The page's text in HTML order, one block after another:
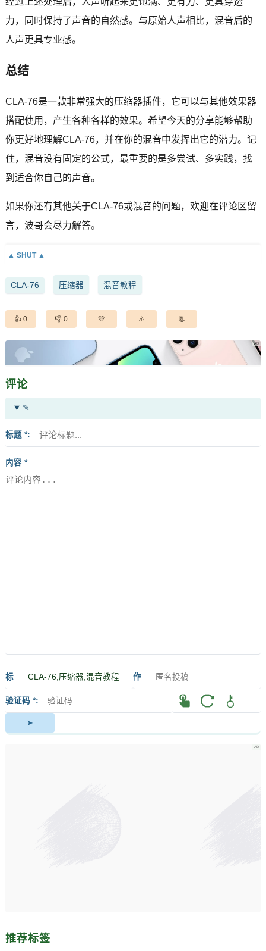
力，同时保持了声音的自然感。与原始人声相比，混音后的
人声更具专业感。
总结
CLA-76是一款非常强大的压缩器插件，它可以与其他效果器
搭配使用，产生各种各样的效果。希望今天的分享能够帮助
你更好地理解CLA-76，并在你的混音中发挥出它的潜力。记
住，混音没有固定的公式，最重要的是多尝试、多实践，找
到适合你自己的声音。
如果你还有其他关于CLA-76或混音的问题，欢迎在评论区留
言，波哥会尽力解答。
CLA-76 压缩器 混音教程
0 0
评论
✎
标题 *
内容 *
标
签
作
验证码 *
推荐标签